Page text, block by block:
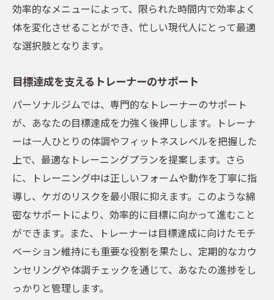
効率的なメニューによって、限られた時間内で効率よく
体を変化させることができ、忙しい現代人にとって最適
な選択肢となります。
目標達成を支えるトレーナーのサポート
パーソナルジムでは、専門的なトレーナーのサポート
が、あなたの目標達成を力強く後押しします。トレーナ
ーは一人ひとりの体調やフィットネスレベルを把握した
上で、最適なトレーニングプランを提案します。さら
に、トレーニング中は正しいフォームや動作を丁寧に指
導し、ケガのリスクを最小限に抑えます。このような綿
密なサポートにより、効率的に目標に向かって進むこと
ができます。また、トレーナーは目標達成に向けたモチ
ベーション維持にも重要な役割を果たし、定期的なカウ
ンセリングや体調チェックを通じて、あなたの進捗をし
っかりと管理します。